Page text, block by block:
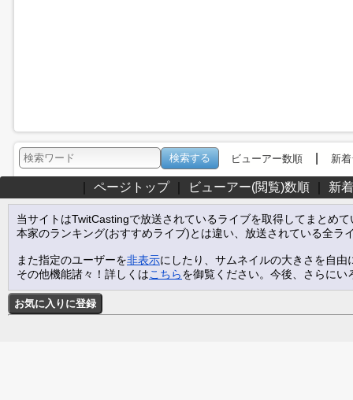
ビューアー数順| 新
ページトップ｜ ビューアー(閲覧)数順｜ 新
当サイトはTwitCastingで放送されているライブを取得してまとめ
本家のランキング(おすすめライブ)とは違い、放送されている全ラ
また指定のユーザーを非表示にしたり、サムネイルの大きさを自
その他機能諸々！詳しくはこちらを御覧ください。今後、さらに